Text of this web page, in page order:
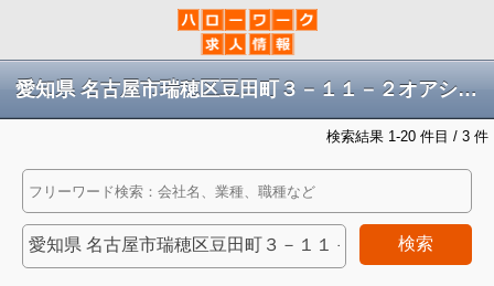
愛知県 名古屋市瑞穂区豆田町３－１１－２オアシスセンターの求人
検索結果 1-20 件目 / 3 件
検索